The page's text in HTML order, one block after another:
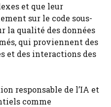
et que leur
sur le code sous-
la qualité des données
qui proviennent des
et des interactions des
responsable de l’IA et
comme